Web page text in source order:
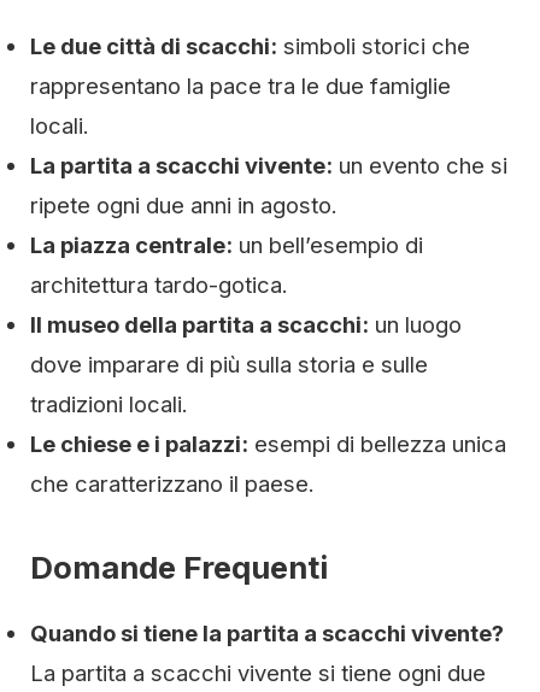
Le due città di scacchi: simboli storici che
rappresentano la pace tra le due famiglie
locali.
La partita a scacchi vivente: un evento che si
ripete ogni due anni in agosto.
La piazza centrale: un bell’esempio di
architettura tardo-gotica.
Il museo della partita a scacchi: un luogo
dove imparare di più sulla storia e sulle
tradizioni locali.
Le chiese e i palazzi: esempi di bellezza unica
che caratterizzano il paese.
Domande Frequenti
Quando si tiene la partita a scacchi vivente?
La partita a scacchi vivente si tiene ogni due